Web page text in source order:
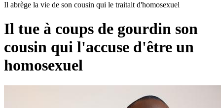
Il abrège la vie de son cousin qui le traitait d'homosexuel
Il tue à coups de gourdin son
cousin qui l'accuse d'être un
homosexuel